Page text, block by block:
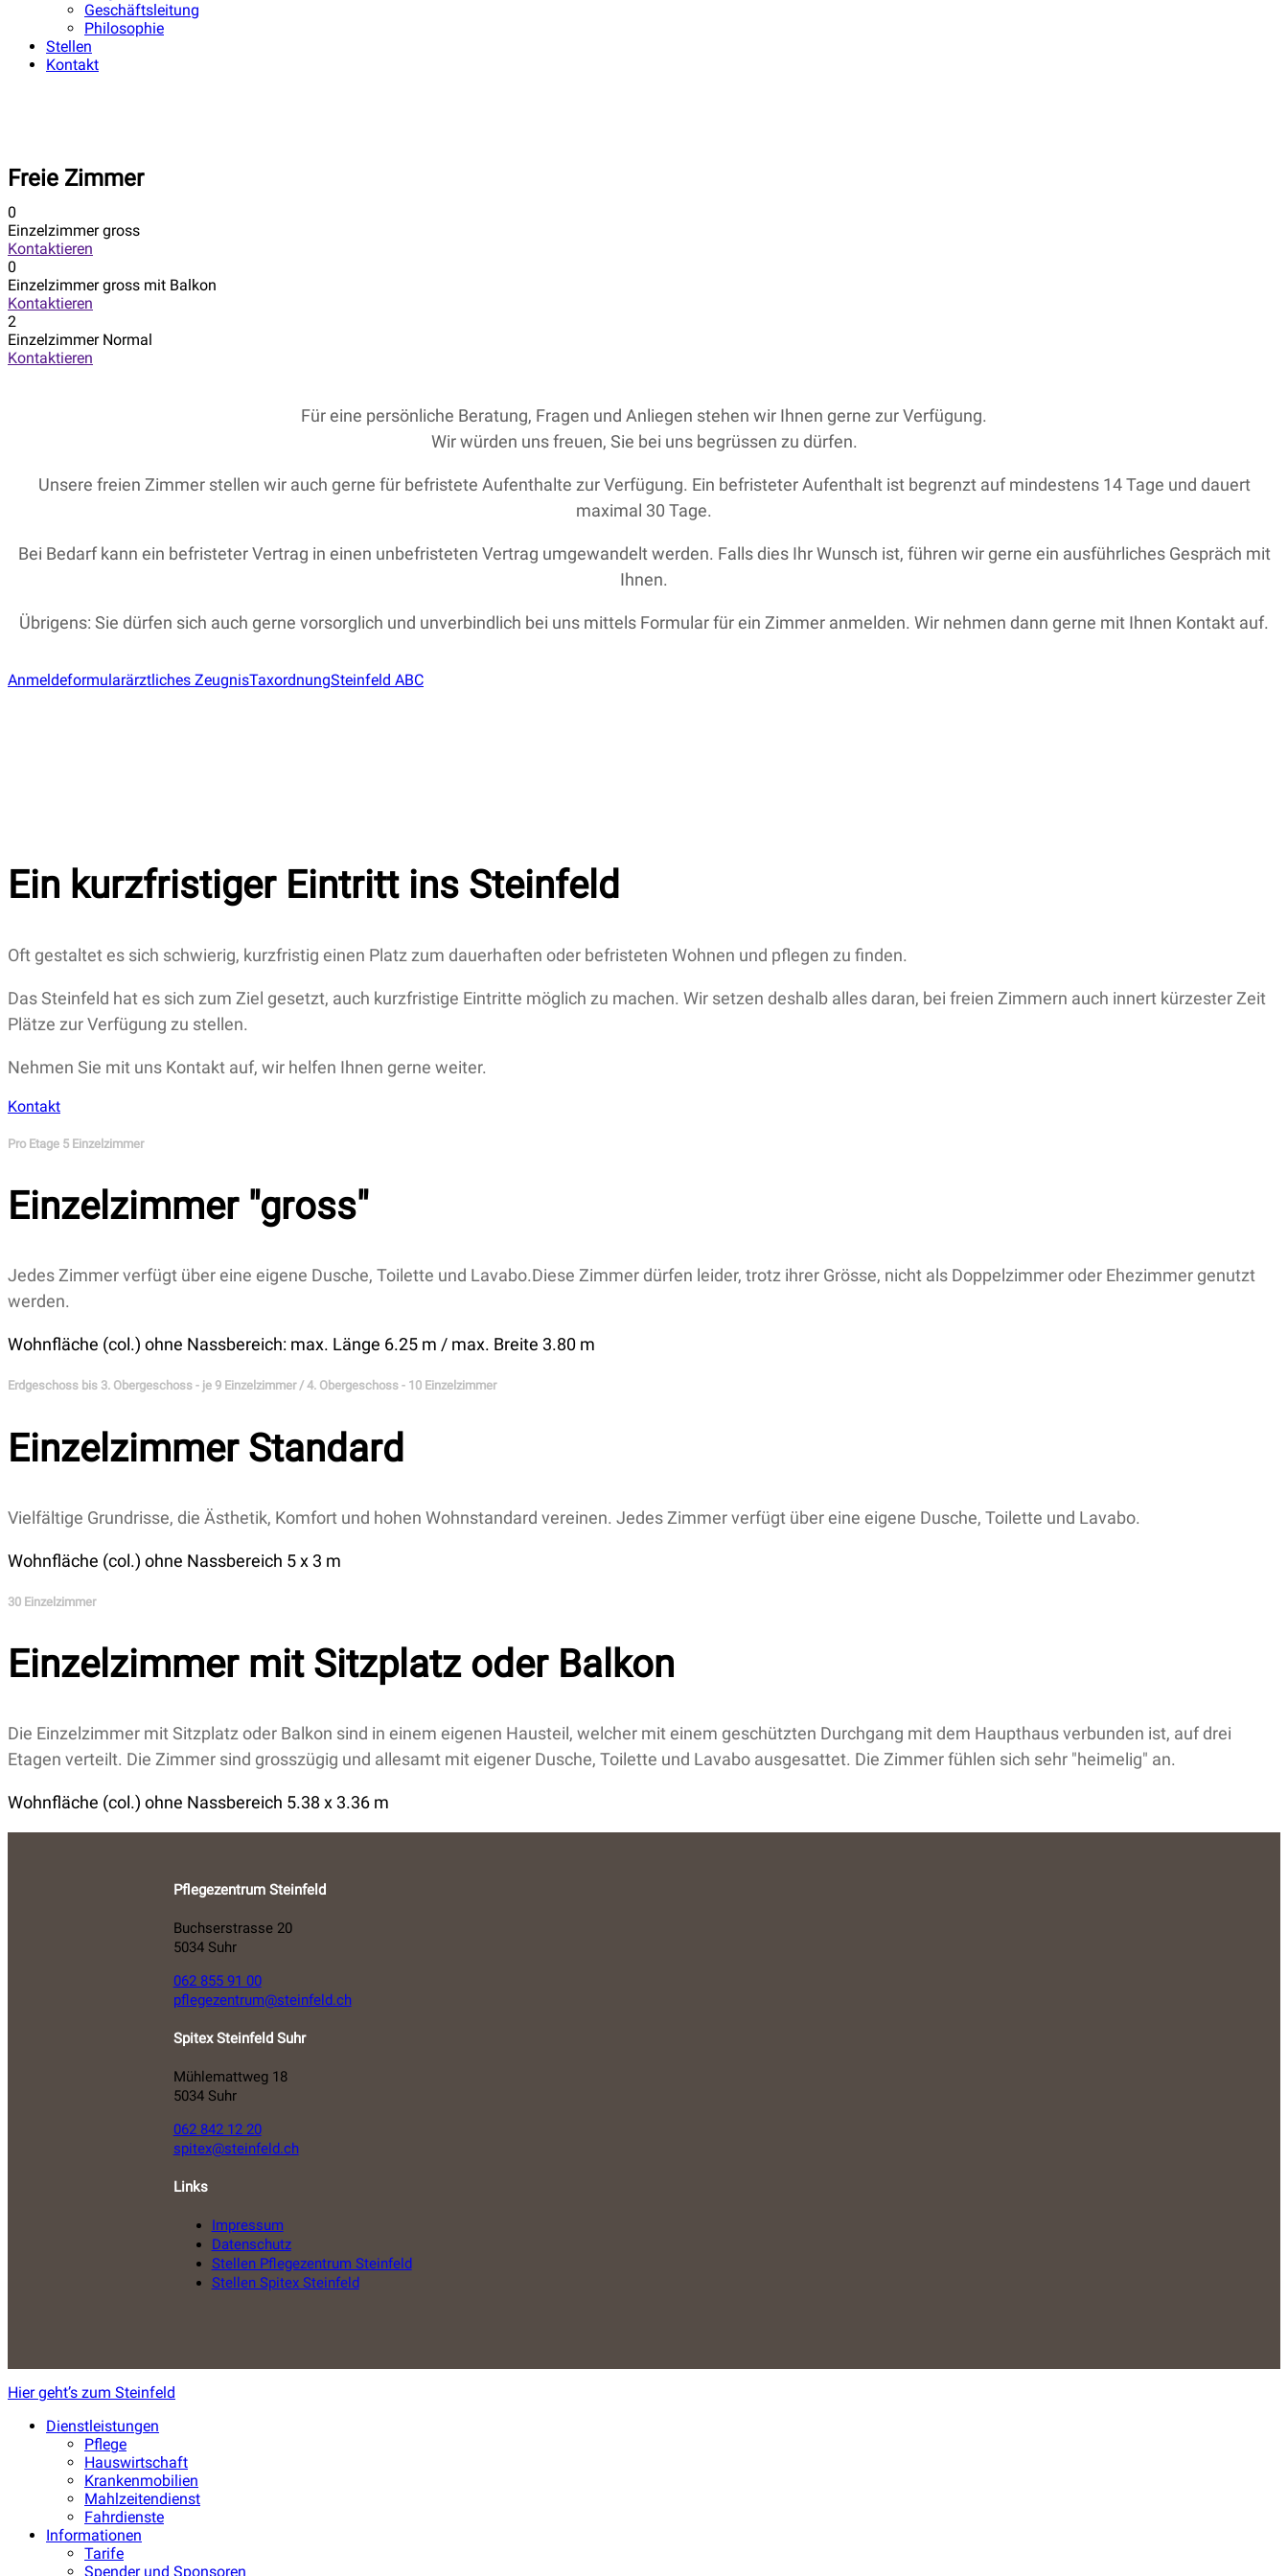
Geschäftsleitung
Philosophie
Stellen
Kontakt
Freie Zimmer
0
Einzelzimmer gross
Kontaktieren
0
Einzelzimmer gross mit Balkon
Kontaktieren
2
Einzelzimmer Normal
Kontaktieren
Für eine persönliche Beratung, Fragen und Anliegen stehen wir Ihnen gerne zur Verfügung.
Wir würden uns freuen, Sie bei uns begrüssen zu dürfen.
Unsere freien Zimmer stellen wir auch gerne für befristete Aufenthalte zur Verfügung. Ein befristeter Aufenthalt ist begrenzt auf mindestens 14 Tage und dauert
maximal 30 Tage.
Bei Bedarf kann ein befristeter Vertrag in einen unbefristeten Vertrag umgewandelt werden. Falls dies Ihr Wunsch ist, führen wir gerne ein ausführliches Gespräch mit
Ihnen.
Übrigens: Sie dürfen sich auch gerne vorsorglich und unverbindlich bei uns mittels Formular für ein Zimmer anmelden. Wir nehmen dann gerne mit Ihnen Kontakt auf.
Anmeldeformularärztliches ZeugnisTaxordnungSteinfeld ABC
Ein kurzfristiger Eintritt ins Steinfeld
Oft gestaltet es sich schwierig, kurzfristig einen Platz zum dauerhaften oder befristeten Wohnen und pflegen zu finden.
Das Steinfeld hat es sich zum Ziel gesetzt, auch kurzfristige Eintritte möglich zu machen. Wir setzen deshalb alles daran, bei freien Zimmern auch innert kürzester Zeit
Plätze zur Verfügung zu stellen.
Nehmen Sie mit uns Kontakt auf, wir helfen Ihnen gerne weiter.
Kontakt
Pro Etage 5 Einzelzimmer
Einzelzimmer "gross"
Jedes Zimmer verfügt über eine eigene Dusche, Toilette und Lavabo.Diese Zimmer dürfen leider, trotz ihrer Grösse, nicht als Doppelzimmer oder Ehezimmer genutzt
werden.
Wohnfläche (col.) ohne Nassbereich: max. Länge 6.25 m / max. Breite 3.80 m
Erdgeschoss bis 3. Obergeschoss - je 9 Einzelzimmer / 4. Obergeschoss - 10 Einzelzimmer
Einzelzimmer Standard
Vielfältige Grundrisse, die Ästhetik, Komfort und hohen Wohnstandard vereinen. Jedes Zimmer verfügt über eine eigene Dusche, Toilette und Lavabo.
Wohnfläche (col.) ohne Nassbereich 5 x 3 m
30 Einzelzimmer
Einzelzimmer mit Sitzplatz oder Balkon
Die Einzelzimmer mit Sitzplatz oder Balkon sind in einem eigenen Hausteil, welcher mit einem geschützten Durchgang mit dem Haupthaus verbunden ist, auf drei
Etagen verteilt. Die Zimmer sind grosszügig und allesamt mit eigener Dusche, Toilette und Lavabo ausgesattet. Die Zimmer fühlen sich sehr "heimelig" an.
Wohnfläche (col.) ohne Nassbereich 5.38 x 3.36 m
Pflegezentrum Steinfeld
Buchserstrasse 20
5034 Suhr
062 855 91 00
pflegezentrum@steinfeld.ch
Spitex Steinfeld Suhr
Mühlemattweg 18
5034 Suhr
062 842 12 20
spitex@steinfeld.ch
Links
Impressum
Datenschutz
Stellen Pflegezentrum Steinfeld
Stellen Spitex Steinfeld
Hier geht’s zum Steinfeld
Dienstleistungen
Pflege
Hauswirtschaft
Krankenmobilien
Mahlzeitendienst
Fahrdienste
Informationen
Tarife
Spender und Sponsoren